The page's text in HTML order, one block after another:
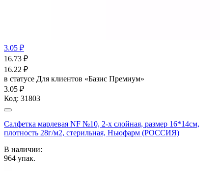
3.05 ₽
16.73 ₽
16.22 ₽
в статусе Для клиентов «Базис Премиум»
3.05 ₽
Код: 31803
Салфетка марлевая NF №10, 2-х слойная, размер 16*14см,
плотность 28г/м2, стерильная, Ньюфарм (РОССИЯ)
В наличии:
964 упак.